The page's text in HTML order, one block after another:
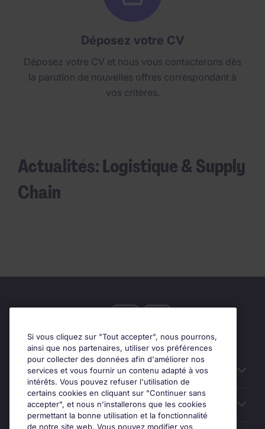
Déposez votre CV
Déposez votre CV et nous vous contacterons dès
la parution de nouvelles offres correspondant à
vos critères.
Actualités: Logistique & Supply
Chain
Candidats
Entreprises
Si vous cliquez sur "Tout accepter", nous pourrons,
ainsi que nos partenaires, utiliser vos préférences
pour collecter des données afin d'améliorer nos
services et vous fournir un contenu adapté à vos
intérêts. Vous pouvez refuser l'utilisation de
certains cookies en cliquant sur "Continuer sans
accepter", et nous n'installerons que les cookies
permettant la bonne utilisation et la fonctionnalité
de notre site web. Vous pouvez modifier vos